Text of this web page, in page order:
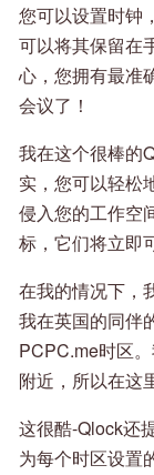
您可以设置时钟
可以将其保留在
心，您拥有最准
会议了！
我在这个很棒的
实，您可以轻松
侵入您的工作空
标，它们将立即
在我的情况下，
我在英国的同伴
PCPC.me时区
附近，所以在这
这很酷-Qlock还
为每个时区设置